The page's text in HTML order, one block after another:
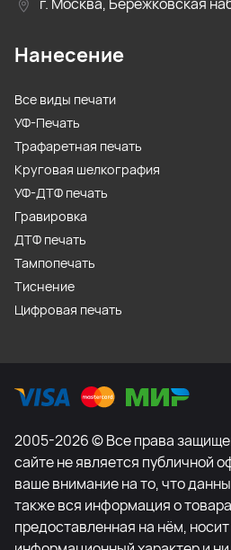
Нанесение
Все виды печати
УФ-Печать
Трафаретная печать
Круговая шелкография
УФ-ДТФ печать
Гравировка
ДТФ печать
Тампопечать
Тиснение
Цифровая печать
2005-2026 © Все права
сайте не является публичной
ваше внимание на то, что
также вся информация о
предоставленная на нём,